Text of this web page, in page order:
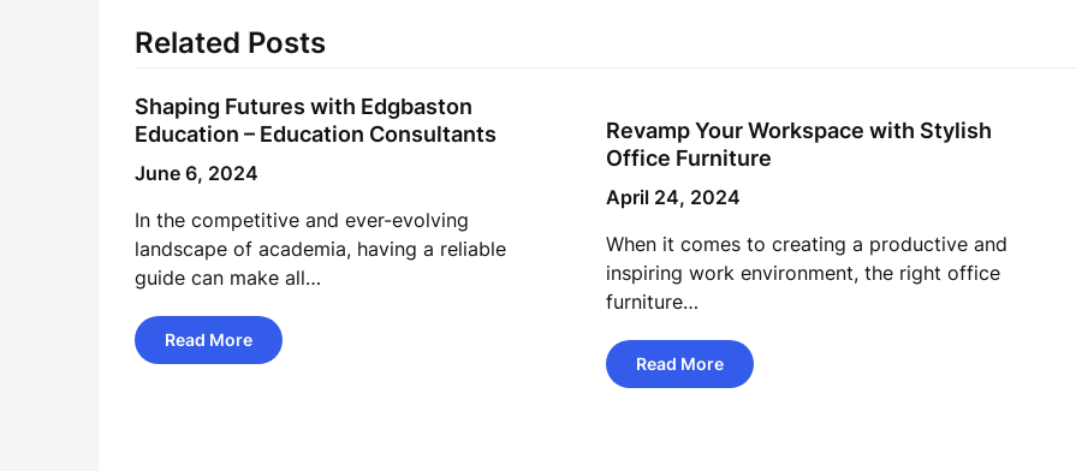
Related Posts
Shaping Futures with Edgbaston
Education – Education Consultants
June 6, 2024
In the competitive and ever-evolving
landscape of academia, having a reliable
guide can make all…
Read More
Revamp Your Workspace with Stylish
Office Furniture
April 24, 2024
When it comes to creating a productive and
inspiring work environment, the right office
furniture…
Read More